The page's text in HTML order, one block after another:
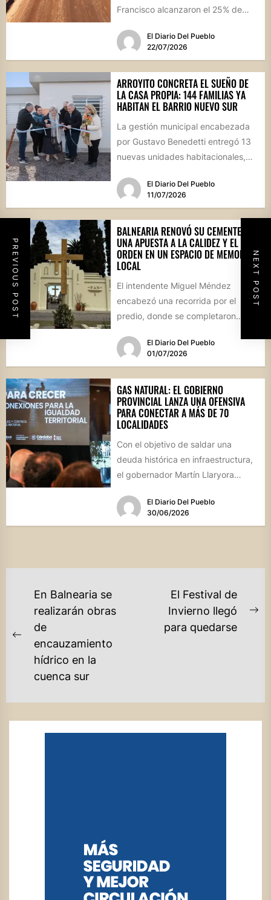
PREVIOUS POST NEXT POST
Francisco alcanzaron el 25% de
dividida...El Diario Del Pueblo
22/07/2026
ARROYITO CONCRETA EL SUEÑO DE
LA CASA PROPIA: 144 FAMILIAS YA
HABITAN EL BARRIO NUEVO SUR
La gestión municipal encabezada
por Gustavo Benedetti entregó 13
nuevas unidades habitacionales,
transformado en...
El Diario Del Pueblo
11/07/2026
BALNEARIA RENOVÓ SU CEMENTERIO:
UNA APUESTA A LA CALIDEZ Y EL
ORDEN EN UN ESPACIO DE MEMORIA
LOCAL
El intendente Miguel Méndez
encabezó una recorrida por el
predio, donde se completaron
una revalorización...
El Diario Del Pueblo
01/07/2026
GAS NATURAL: EL GOBIERNO
PROVINCIAL LANZA UNA OFENSIVA
PARA CONECTAR A MÁS DE 70
LOCALIDADES
Con el objetivo de saldar una
deuda histórica en infraestructura,
el gobernador Martín Llaryora
Crecer",...El Diario Del Pueblo
30/06/2026
NAVEGACIÓN
ENTRADAS
Previous
post:
En Balnearia se
realizarán obras
de
encauzamiento
hídrico en la
cuenca sur
El Festival de
Invierno llegó
para quedarse